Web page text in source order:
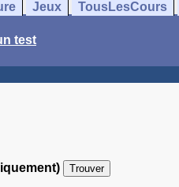
Jeux TousLesCours
test